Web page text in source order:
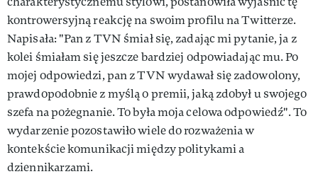
kontrowersyjną reakcję na swoim profilu na Twitterze.
Napisała: "Pan z TVN śmiał się, zadając mi pytanie, ja z
kolei śmiałam się jeszcze bardziej odpowiadając mu. Po
mojej odpowiedzi, pan z TVN wydawał się zadowolony,
prawdopodobnie z myślą o premii, jaką zdobył u swojego
szefa na pożegnanie. To była moja celowa odpowiedź". To
wydarzenie pozostawiło wiele do rozważenia w
kontekście komunikacji między politykami a
dziennikarzami.